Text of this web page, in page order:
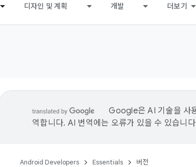
디자인 및 계획 개발 더보기
Google은 AI 기술을 사
역합니다. AI 번역에는 오류가 있을 수 있습니
Android Developers Essentials 버전